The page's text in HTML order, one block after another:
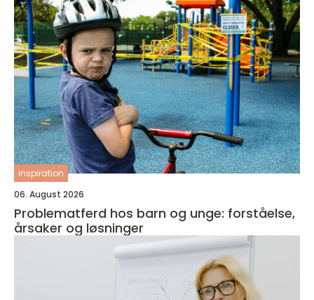
inspiration
06. August 2026
Problematferd hos barn og unge: forståelse,
årsaker og løsninger